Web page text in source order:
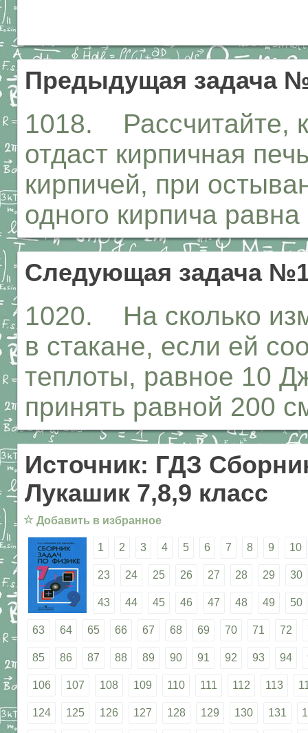
Предыдущая задача
1018. Рассчитайте,
отдаст кирпичная
кирпичей, при
одного кирпича равна
Следующая задача
1020. На сколько
в стакане, если ей
теплоты, равное 10
принять равной 200
Источник: ГДЗ
Лукашик 7,8,9 класс
☆ Добавить в избранное
1 2 3 4 5 6 7 8 9 10
23 24 25 26 27 28 29 30
43 44 45 46 47 48 49 50
63 64 65 66 67 68 69 70 71 72
85 86 87 88 89 90 91 92 93 94
106 107 108 109 110 111 112 113
124 125 126 127 128 129 130 131